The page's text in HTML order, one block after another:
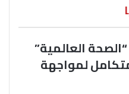
العالمية”
لمواجهة